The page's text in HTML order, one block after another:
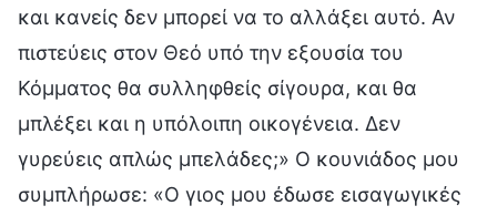
και κανείς δεν μπορεί να το αλλάξει αυτό. Αν
πιστεύεις στον Θεό υπό την εξουσία του
Κόμματος θα συλληφθείς σίγουρα, και θα
μπλέξει και η υπόλοιπη οικογένεια. Δεν
γυρεύεις απλώς μπελάδες;» Ο κουνιάδος μου
συμπλήρωσε: «Ο γιος μου έδωσε εισαγωγικές